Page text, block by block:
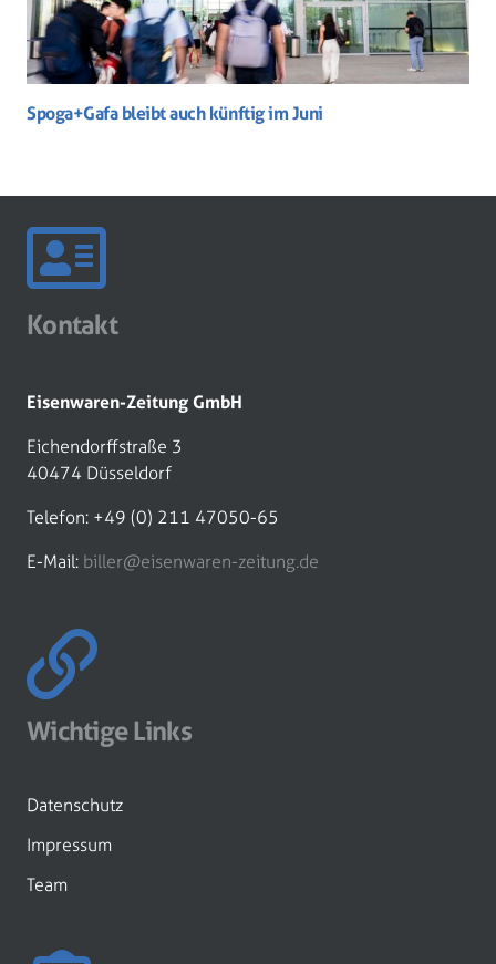
Spoga+Gafa bleibt auch künftig im Juni
Kontakt
Eisenwaren-Zeitung GmbH
Eichendorffstraße 3
40474 Düsseldorf
Telefon: +49 (0) 211 47050-65
E-Mail: biller@eisenwaren-zeitung.de
Wichtige Links
Datenschutz
Impressum
Team